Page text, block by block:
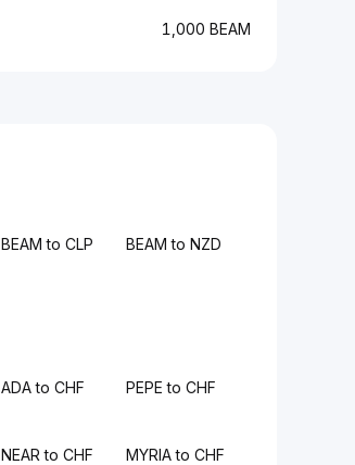
1,000 BEAM
BEAM to CLP BEAM to NZD
ADA to CHF PEPE to CHF
NEAR to CHF MYRIA to CHF